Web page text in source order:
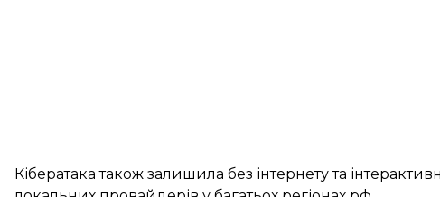
Кібератака також залишила без інтернету та